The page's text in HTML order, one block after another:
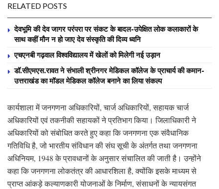
RELATED POSTS
देवभूमि की देव जागर परंपरा पर संकट के बादल-उपेक्षित लोक कलाकारों के
साथ कहीं मौन न हो जाए देव संस्कृति की दिव्य ध्वनि
एचएनबी गढ़वाल विश्वविद्यालय में खेलों को मिलेगी नई उड़ान
डॉ.सीएमएस.रावत ने संभाली श्रीनगर मेडिकल कॉलेज के प्राचार्य की कमान-
उत्तराखंड का मॉडल मेडिकल कॉलेज बनाने का लिया संकल्प
कार्यशाला में जनगणना अधिकारियों, चार्ज अधिकारियों, सहायक चार्ज
अधिकारियों एवं तकनीकी सहायकों ने प्रतिभाग किया। जिलाधिकारी ने
अधिकारियों को संबोधित करते हुए कहा कि जनगणना एक संवैधानिक
गतिविधि है, जो भारतीय संविधान की संघ सूची के अंतर्गत तथा जनगणना
अधिनियम, 1948 के प्रावधानों के अनुसार संचालित की जाती है। उन्होंने
कहा कि जनगणना लोकतंत्र की आधारशिला है, क्योंकि इसके माध्यम से
प्राप्त आंकड़े कल्याणकारी योजनाओं के निर्माण, संसाधनों के न्यायसंगत